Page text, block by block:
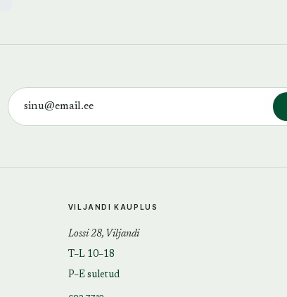
VILJANDI KAUPLUS
Lossi 28, Viljandi
T–L 10–18
P–E suletud